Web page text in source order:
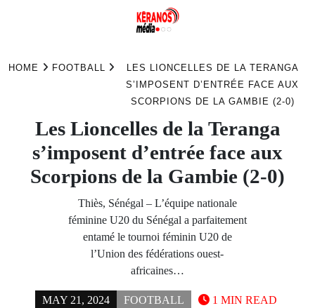
HOME FOOTBALL
LES LIONCELLES DE LA TERANGA
S’IMPOSENT D’ENTRÉE FACE AUX
SCORPIONS DE LA GAMBIE (2-0)
Les Lioncelles de la Teranga
s’imposent d’entrée face aux
Scorpions de la Gambie (2-0)
Thiès, Sénégal – L’équipe nationale
féminine U20 du Sénégal a parfaitement
entamé le tournoi féminin U20 de
l’Union des fédérations ouest-
africaines…
MAY 21, 2024
FOOTBALL
1 MIN READ